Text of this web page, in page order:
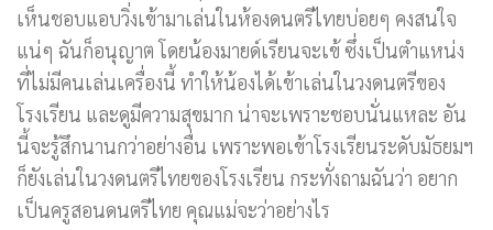
เห็นชอบแอบวิ่งเข้ามาเล่นในห้องดนตรีไทยบ่อยๆ คงสนใจ
แน่ๆ ฉันก็อนุญาต โดยน้องมายด์เรียนจะเข้ ซึ่งเป็นตำแหน่ง
ที่ไม่มีคนเล่นเครื่องนี้ ทำให้น้องได้เข้าเล่นในวงดนตรีของ
โรงเรียน และดูมีความสุขมาก น่าจะเพราะชอบนั่นแหละ อัน
นี้จะรู้สึกนานกว่าอย่างอื่น เพราะพอเข้าโรงเรียนระดับมัธยมฯ
ก็ยังเล่นในวงดนตรีไทยของโรงเรียน กระทั่งถามฉันว่า อยาก
เป็นครูสอนดนตรีไทย คุณแม่จะว่าอย่างไร